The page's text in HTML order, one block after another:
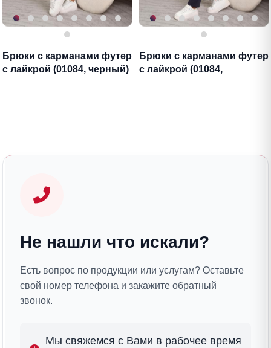
Брюки с карманами футер
с лайкрой (01084, черный)
Брюки с карманами футер
с лайкрой (01084,
Не нашли что искали?
Есть вопрос по продукции или услугам? Оставьте
свой номер телефона и закажите обратный
звонок.
Мы свяжемся с Вами в рабочее время